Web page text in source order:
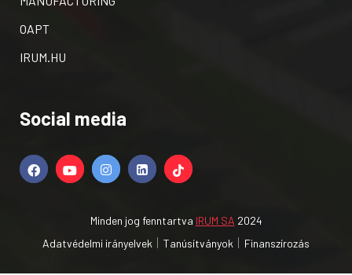
OAPT
IRUM.HU
Social media
Minden jog fenntartva IRUM SA 2024
Adatvédelmi irányelvek
Tanúsítványok Finanszírozás